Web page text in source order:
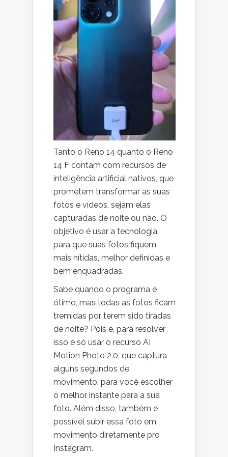
Tanto o Reno 14 quanto o Reno
14 F contam com recursos de
inteligência artificial nativos, que
prometem transformar as suas
fotos e vídeos, sejam elas
capturadas de noite ou não. O
objetivo é usar a tecnologia
para que suas fotos fiquem
mais nítidas, melhor definidas e
bem enquadradas.
Sabe quando o programa é
ótimo, mas todas as fotos ficam
tremidas por terem sido tiradas
de noite? Pois é, para resolver
isso é só usar o recurso AI
Motion Photo 2.0, que captura
alguns segundos de
movimento, para você escolher
o melhor instante para a sua
foto. Além disso, também é
possível subir essa foto em
movimento diretamente pro
Instagram.